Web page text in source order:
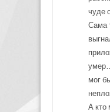
чуде
Сама
мог
А кто